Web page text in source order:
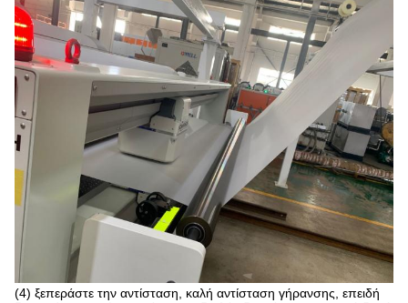
(4) ξεπεράστε την αντίσταση, καλή αντίσταση γήρανσης, επειδή